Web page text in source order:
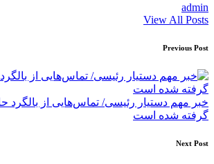
admin
View All Posts
Post
navigation
Previous Post
خبر مهم دستیار رئیسی/ تماس‌هایی از بالگرد
گرفته شده است
Next Post